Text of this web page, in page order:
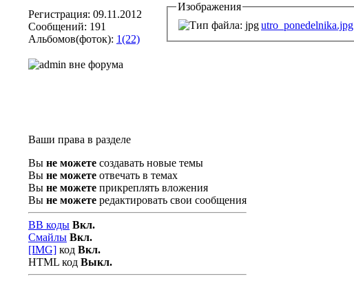
Регистрация: 09.11.2012
Сообщений: 191
Альбомов(фоток): 1(22)
Изображения
utro_ponedelnika.jpg
Ваши права в разделе
Вы не можете создавать новые темы
Вы не можете отвечать в темах
Вы не можете прикреплять вложения
Вы не можете редактировать свои сообщения
BB коды Вкл.
Смайлы Вкл.
[IMG] код Вкл.
HTML код Выкл.